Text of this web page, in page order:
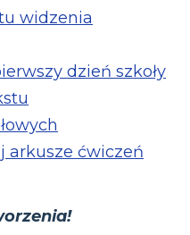
widzenia
dzień szkoły
arkusze ćwiczeń